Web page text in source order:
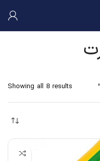
Showing all 8 results